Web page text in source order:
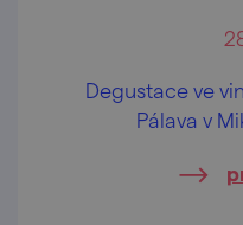
Degustace ve
Pálava v